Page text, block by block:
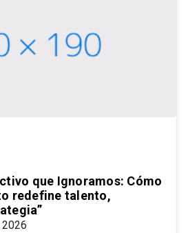
que Ignoramos: Cómo
redefine talento,